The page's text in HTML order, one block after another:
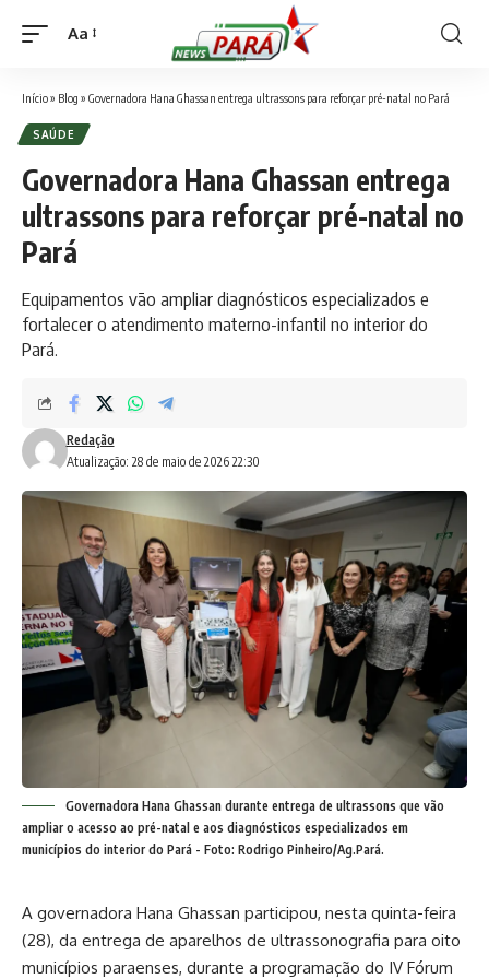
Font
Aa
Início» Blog » Governadora Hana Ghassan entrega ultrassons para reforçar pré-natal no Pará
SAÚDE
Governadora Hana Ghassan entrega
ultrassons para reforçar pré-natal no
Pará
Equipamentos vão ampliar diagnósticos especializados e
fortalecer o atendimento materno-infantil no interior do
Pará.
Atualização: 28 de maio de 2026 22:30
Redação
Governadora Hana Ghassan durante entrega de ultrassons que vão
ampliar o acesso ao pré-natal e aos diagnósticos especializados em
municípios do interior do Pará - Foto: Rodrigo Pinheiro/Ag.Pará.
A governadora Hana Ghassan participou, nesta quinta-feira
(28), da entrega de aparelhos de ultrassonografia para oito
municípios paraenses, durante a programação do IV Fórum